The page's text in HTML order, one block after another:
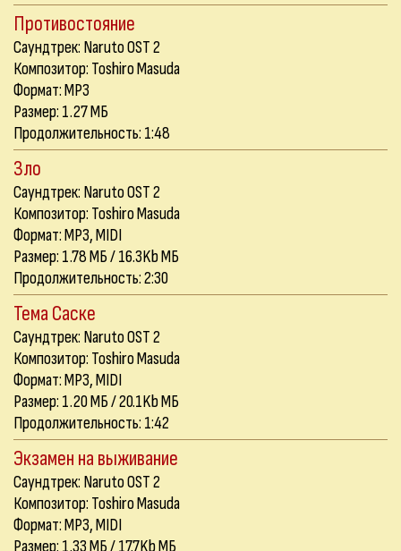
Противостояние
Саундтрек: Naruto OST 2
Композитор: Toshiro Masuda
Формат: MP3
Размер: 1.27 МБ
Продолжительность: 1:48
Зло
Саундтрек: Naruto OST 2
Композитор: Toshiro Masuda
Формат: MP3, MIDI
Размер: 1.78 МБ / 16.3Kb МБ
Продолжительность: 2:30
Тема Саске
Саундтрек: Naruto OST 2
Композитор: Toshiro Masuda
Формат: MP3, MIDI
Размер: 1.20 МБ / 20.1Kb МБ
Продолжительность: 1:42
Экзамен на выживание
Саундтрек: Naruto OST 2
Композитор: Toshiro Masuda
Формат: MP3, MIDI
Размер: 1.33 МБ / 17.7Kb МБ